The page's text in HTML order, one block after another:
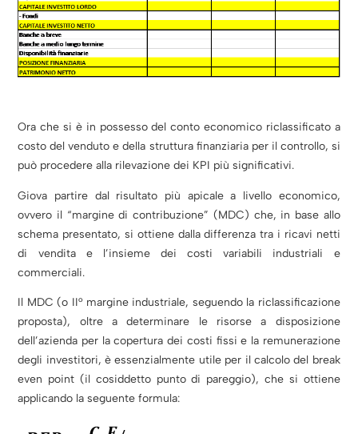
Ora che si è in possesso del conto economico riclassificato a
costo del venduto e della struttura finanziaria per il controllo, si
può procedere alla rilevazione dei KPI più significativi.
Giova partire dal risultato più apicale a livello economico,
ovvero il “margine di contribuzione” (MDC) che, in base allo
schema presentato, si ottiene dalla differenza tra i ricavi netti
di vendita e l’insieme dei costi variabili industriali e
commerciali.
Il MDC (o II° margine industriale, seguendo la riclassificazione
proposta), oltre a determinare le risorse a disposizione
dell’azienda per la copertura dei costi fissi e la remunerazione
degli investitori, è essenzialmente utile per il calcolo del break
even point (il cosiddetto punto di pareggio), che si ottiene
applicando la seguente formula: